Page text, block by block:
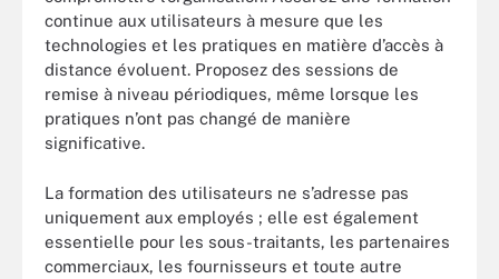
continue aux utilisateurs à mesure que les
technologies et les pratiques en matière d’accès à
distance évoluent. Proposez des sessions de
remise à niveau périodiques, même lorsque les
pratiques n’ont pas changé de manière
significative.
La formation des utilisateurs ne s’adresse pas
uniquement aux employés ; elle est également
essentielle pour les sous-traitants, les partenaires
commerciaux, les fournisseurs et toute autre